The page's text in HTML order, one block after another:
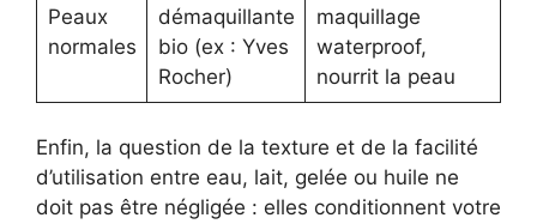
Peaux
normales
démaquillante
bio (ex : Yves
Rocher)
maquillage
waterproof,
nourrit la peau
Enfin, la question de la texture et de la facilité
d’utilisation entre eau, lait, gelée ou huile ne
doit pas être négligée : elles conditionnent votre